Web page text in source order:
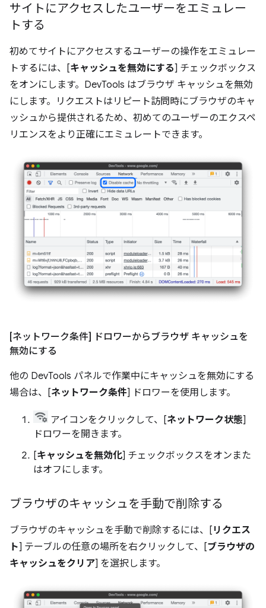
サイトにアクセスしたユーザーをエミュレー
トする
初めてサイトにアクセスするユーザーの操作をエミュレー
トするには、[キャッシュを無効にする] チェックボックス
をオンにします。DevTools はブラウザ キャッシュを無効
にします。リクエストはリピート訪問時にブラウザのキャ
ッシュから提供されるため、初めてのユーザーのエクスペ
リエンスをより正確にエミュレートできます。
[ネットワーク条件] ドロワーからブラウザ キャッシュを
無効にする
他の DevTools パネルで作業中にキャッシュを無効にする
場合は、[ネットワーク条件] ドロワーを使用します。
アイコンをクリックして、[ネットワーク状態]
ドロワーを開きます。
[キャッシュを無効化] チェックボックスをオンまた
はオフにします。
ブラウザのキャッシュを手動で削除する
ブラウザのキャッシュを手動で削除するには、[ リクエス
ト] テーブルの任意の場所を右クリックして、[ブラウザの
キャッシュをクリア] を選択します。